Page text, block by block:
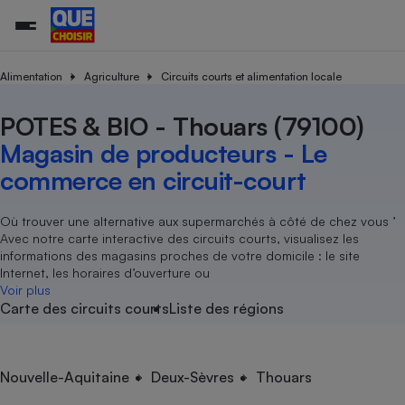
Alimentation Agriculture Circuits courts et alimentation locale
POTES & BIO - Thouars (79100)
Magasin de producteurs - Le
commerce en circuit-court
Où trouver une alternative aux supermarchés à côté de chez vous ’
Avec notre carte interactive des circuits courts, visualisez les
informations des magasins proches de votre domicile : le site
Internet, les horaires d’ouverture ou
Voir plus
Carte des circuits courtsListe des régions
Nouvelle-Aquitaine Deux-Sèvres Thouars
Additifs
Magasin - Grande surface
Méthode de vente -
Organismes de défense
Système judiciaire
Air
Achat - Vente - Travaux
Copropriété
Location
Sport
électrique
Démarche administrative
Famille
Senior
Service marchand
Train
Transport aérien
Toutes les actualités
Enquêtes
Guides d'achat
Conseils
Brèves
Tous les services
Soumettre un litige
Lettres types
Rencontrer une association locale
Tous nos combats
Nos actions
Nos grandes victoires
Les billets de la présidente
Nos associations locales
Nous rejoindre
En savoir plus sur Que Choisir Ensemble
nous ?
L’association
Nos missions
Notre méthodologie
Notre financement
Nos partenaires
Nous rejoindre